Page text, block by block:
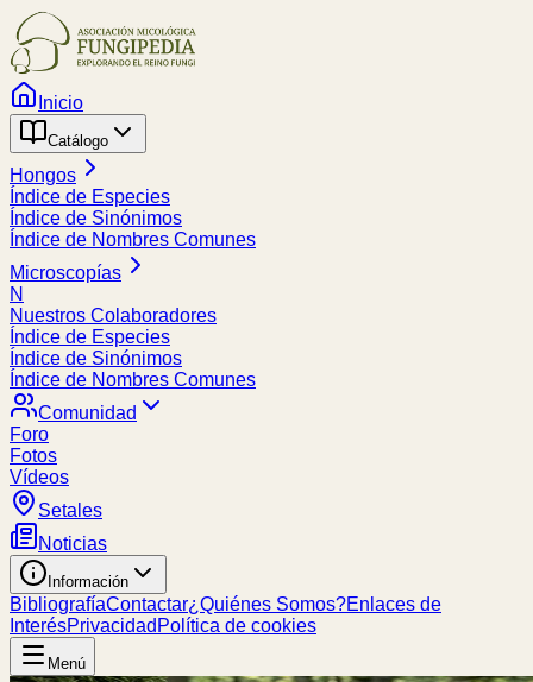
Inicio
Catálogo
Hongos
Índice de Especies
Índice de Sinónimos
Índice de Nombres Comunes
Microscopías
N
Nuestros Colaboradores
Índice de Especies
Índice de Sinónimos
Índice de Nombres Comunes
Comunidad
Foro
Fotos
Vídeos
Setales
Noticias
Información
BibliografíaContactar¿Quiénes Somos?Enlaces de
InterésPrivacidad Política de cookies
Menú